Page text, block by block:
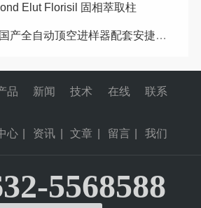
Elut Florisil 固相萃取柱
全自动顶空进样器配套安捷伦气相色谱
品
心
新闻
资讯
技术
文章
在线
留言
联系
我们
5568588